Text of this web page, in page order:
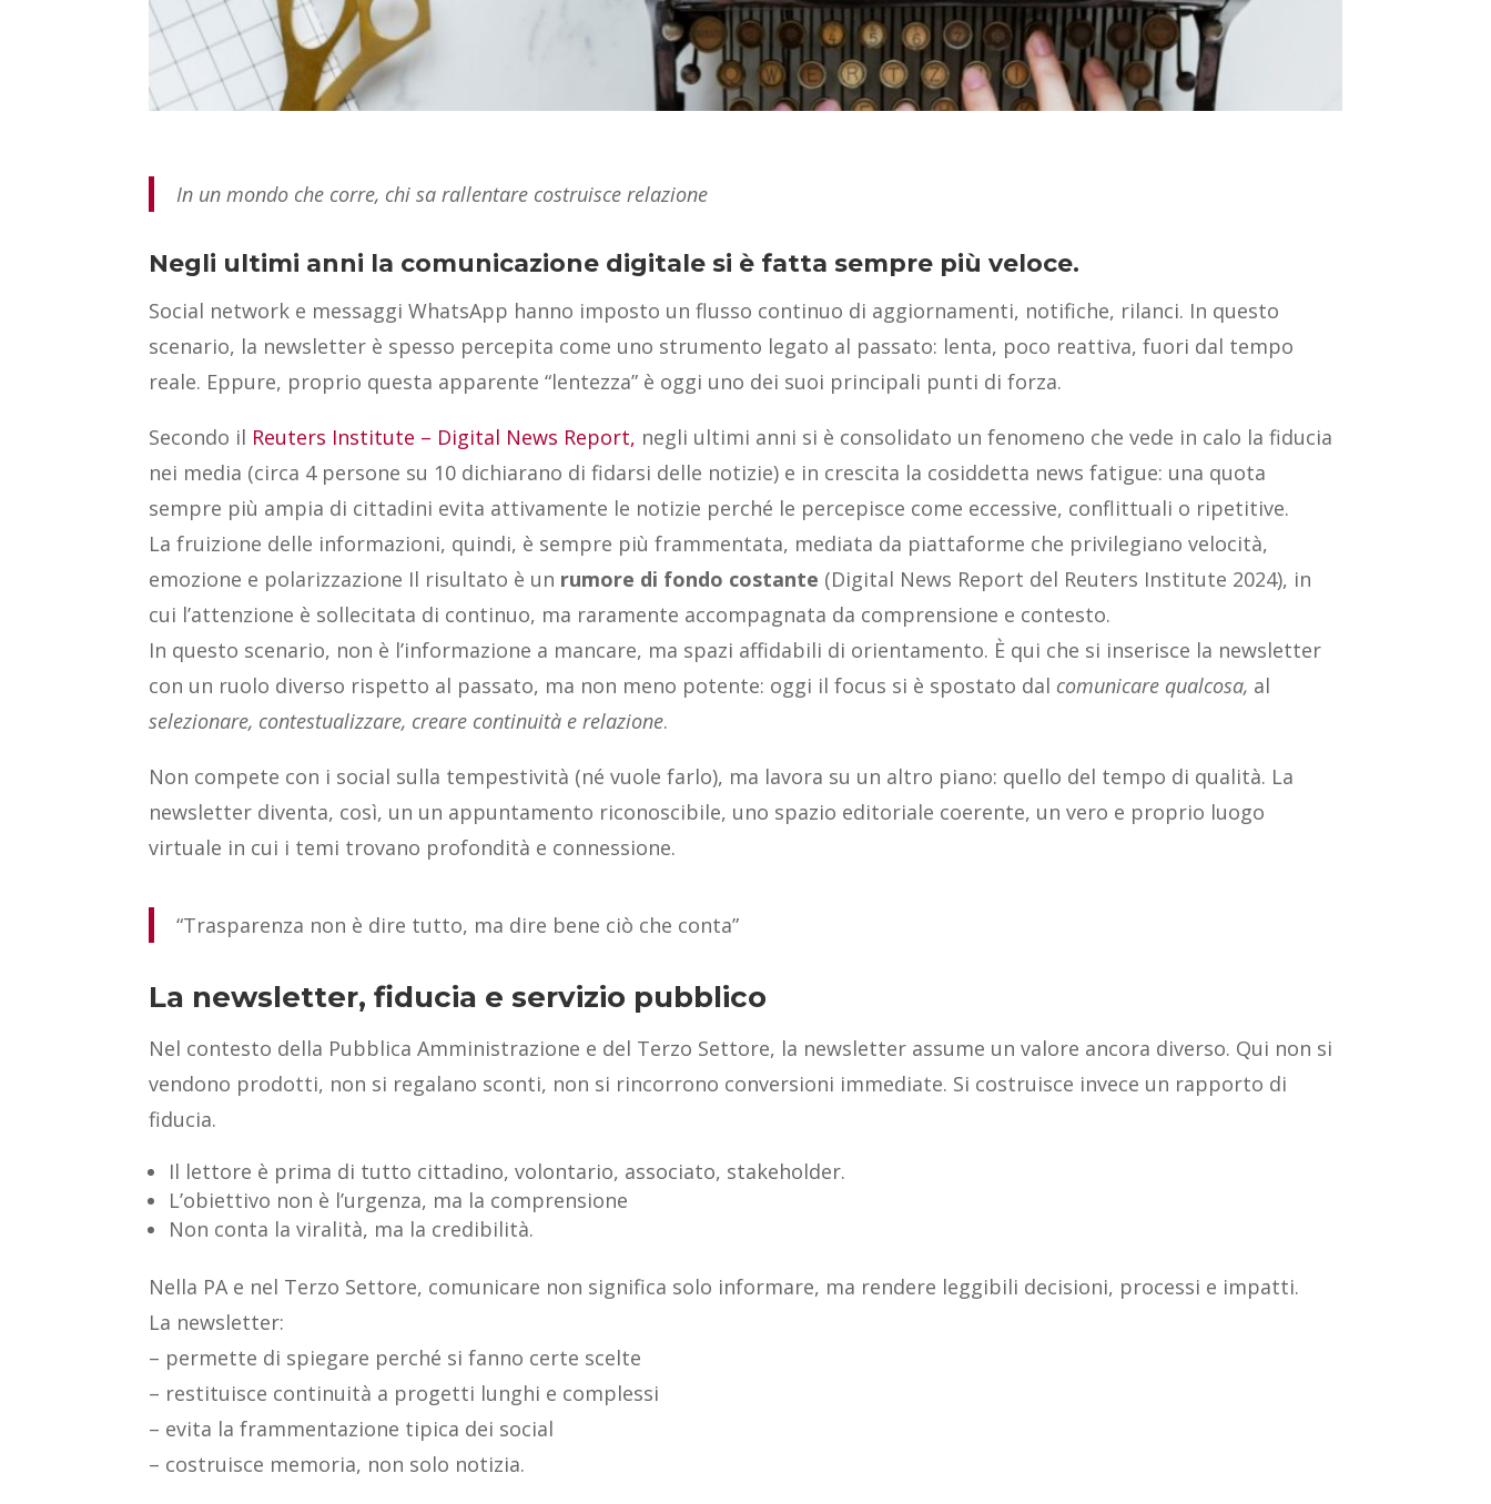
In un mondo che corre, chi sa rallentare costruisce relazione
Negli ultimi anni la comunicazione digitale si è fatta sempre più veloce.
Social network e messaggi WhatsApp hanno imposto un flusso continuo di aggiornamenti, notifiche, rilanci. In questo
scenario, la newsletter è spesso percepita come uno strumento legato al passato: lenta, poco reattiva, fuori dal tempo
reale. Eppure, proprio questa apparente “lentezza” è oggi uno dei suoi principali punti di forza.
Secondo il Reuters Institute – Digital News Report, negli ultimi anni si è consolidato un fenomeno che vede in calo la fiducia
nei media (circa 4 persone su 10 dichiarano di fidarsi delle notizie) e in crescita la cosiddetta news fatigue: una quota
sempre più ampia di cittadini evita attivamente le notizie perché le percepisce come eccessive, conflittuali o ripetitive.
La fruizione delle informazioni, quindi, è sempre più frammentata, mediata da piattaforme che privilegiano velocità,
emozione e polarizzazione Il risultato è un rumore di fondo costante (Digital News Report del Reuters Institute 2024), in
cui l’attenzione è sollecitata di continuo, ma raramente accompagnata da comprensione e contesto.
In questo scenario, non è l’informazione a mancare, ma spazi affidabili di orientamento. È qui che si inserisce la newsletter
con un ruolo diverso rispetto al passato, ma non meno potente: oggi il focus si è spostato dal comunicare qualcosa, al
selezionare, contestualizzare, creare continuità e relazione.
Non compete con i social sulla tempestività (né vuole farlo), ma lavora su un altro piano: quello del tempo di qualità. La
newsletter diventa, così, un un appuntamento riconoscibile, uno spazio editoriale coerente, un vero e proprio luogo
virtuale in cui i temi trovano profondità e connessione.
“Trasparenza non è dire tutto, ma dire bene ciò che conta”
La newsletter, fiducia e servizio pubblico
Nel contesto della Pubblica Amministrazione e del Terzo Settore, la newsletter assume un valore ancora diverso. Qui non si
vendono prodotti, non si regalano sconti, non si rincorrono conversioni immediate. Si costruisce invece un rapporto di
fiducia.
Il lettore è prima di tutto cittadino, volontario, associato, stakeholder.
L’obiettivo non è l’urgenza, ma la comprensione
Non conta la viralità, ma la credibilità.
Nella PA e nel Terzo Settore, comunicare non significa solo informare, ma rendere leggibili decisioni, processi e impatti.
La newsletter:
– permette di spiegare perché si fanno certe scelte
– restituisce continuità a progetti lunghi e complessi
– evita la frammentazione tipica dei social
– costruisce memoria, non solo notizia.